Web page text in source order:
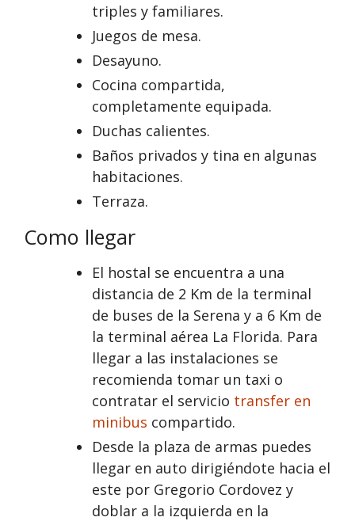
triples y familiares.
Juegos de mesa.
Desayuno.
Cocina compartida,
completamente equipada.
Duchas calientes.
Baños privados y tina en algunas
habitaciones.
Terraza.
Como llegar
El hostal se encuentra a una
distancia de 2 Km de la terminal
de buses de la Serena y a 6 Km de
la terminal aérea La Florida. Para
llegar a las instalaciones se
recomienda tomar un taxi o
contratar el servicio transfer en
minibus compartido.
Desde la plaza de armas puedes
llegar en auto dirigiéndote hacia el
este por Gregorio Cordovez y
doblar a la izquierda en la